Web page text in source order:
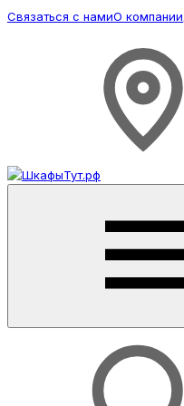
Связаться с намиО компании